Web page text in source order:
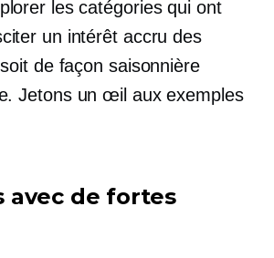
les catégories qui ont
un intérêt accru des
de façon saisonnière
Jetons un œil aux exemples
avec de fortes